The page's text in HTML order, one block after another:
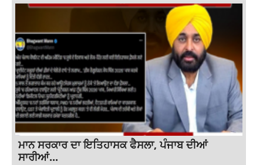
ਮਾਨ ਸਰਕਾਰ ਦਾ ਇਤਿਹਾਸਕ ਫੈਸਲਾ, ਪੰਜਾਬ ਦੀਆਂ
ਸਾਰੀਆਂ...